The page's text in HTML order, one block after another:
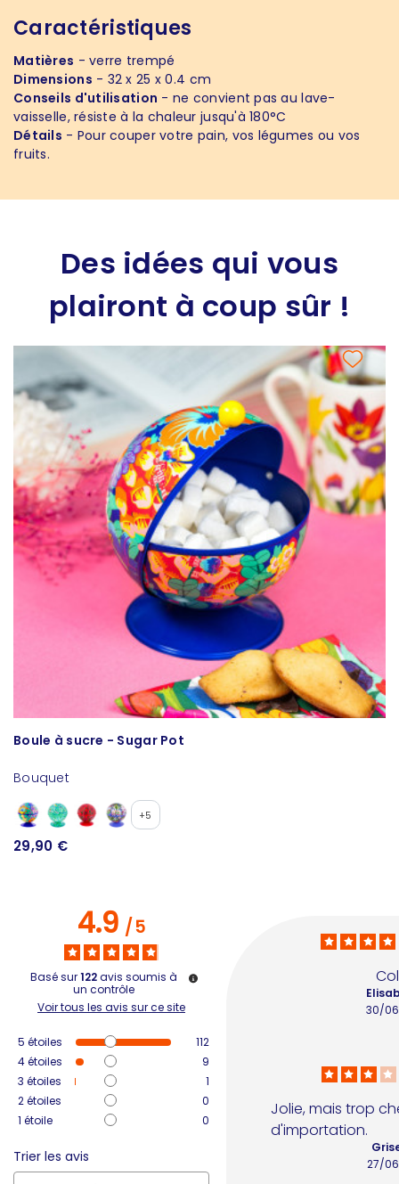
Caractéristiques
Matières - verre trempé
Dimensions - 32 x 25 x 0.4 cm
Conseils d'utilisation - ne convient pas au lave-
vaisselle, résiste à la chaleur jusqu'à 180°C
Détails - Pour couper votre pain, vos légumes ou vos
fruits.
Des idées qui vous
plairont à coup sûr !
Boule à sucre - Sugar Pot
Bouquet
+5
29,90 €
4.9/5
Basé sur122 avis soumis à
un contrôle
Voir tous les avis sur ce site
5 étoiles
112
4étoiles
9
3 étoiles
1
2étoiles
0
1 étoile 0
Trier les avis
30/
Jolie, mais trop
d'importation.
27/